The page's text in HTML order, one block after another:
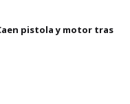
pistola y motor tras